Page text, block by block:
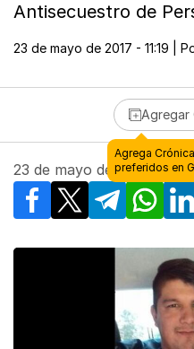
Antisecuestro de
23 de mayo de 2017 - 11:19 |
Agregar
23 de mayo de 2017 -
Facebook
X Telegram